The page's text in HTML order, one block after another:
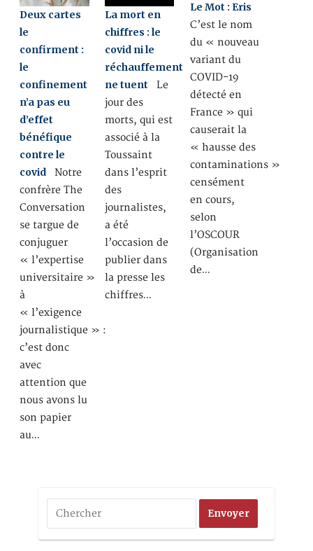
Deux cartes
le
confirment :
le
confinement
n’a pas eu
d’effet
bénéfique
contre le
covid Notre
confrère The
Conversation
se targue de
conjuguer
« l’expertise
universitaire »
à
« l’exigence
journalistique » :
c’est donc
avec
attention que
nous avons lu
son papier
au…
La mort en
chiffres : le
covid ni le
réchauffement
ne tuent Le
jour des
morts, qui est
associé à la
Toussaint
dans l’esprit
des
journalistes,
a été
l’occasion de
publier dans
la presse les
chiffres…
Le Mot : Eris
C’est le nom
du « nouveau
variant du
COVID-19
détecté en
France » qui
causerait la
« hausse des
contaminations »
censément
en cours,
selon
l’OSCOUR
(Organisation
de…